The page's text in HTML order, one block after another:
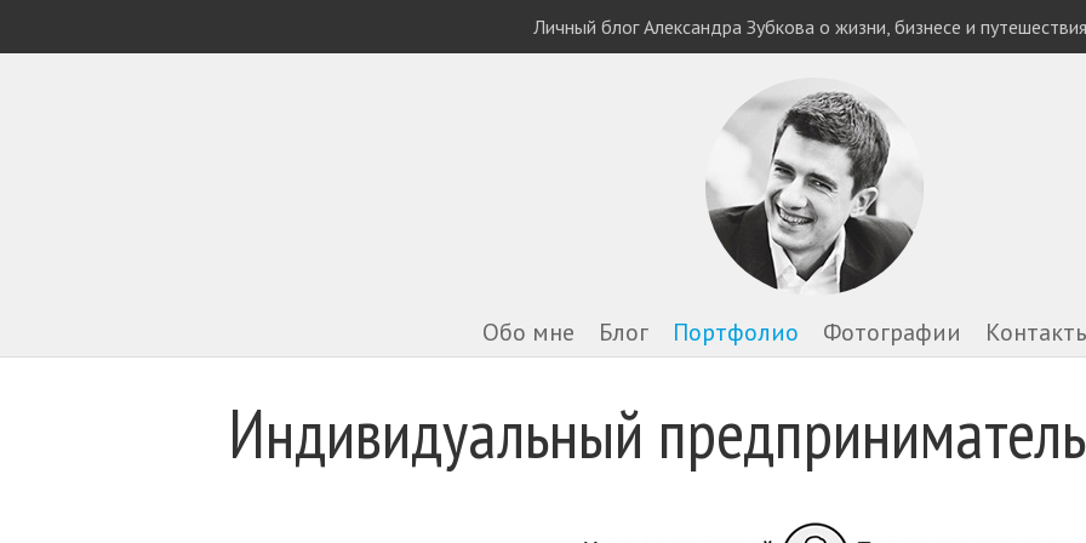
Личный блог Александра Зубкова о жизни, бизнесе и
Обо мне Блог Портфолио Фотографии
Индивидуальный предприниматель